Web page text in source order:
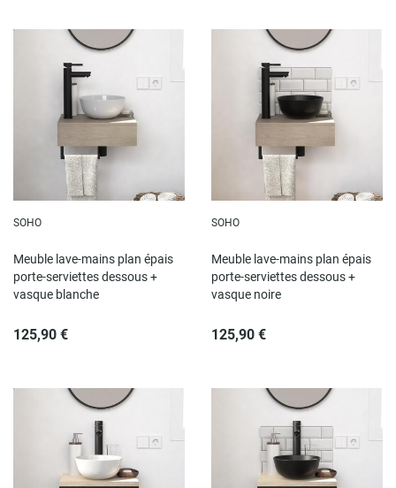
SOHO
Meuble lave-mains plan épais
porte-serviettes dessous +
vasque blanche
125,90 €
SOHO
Meuble lave-mains plan épais
porte-serviettes dessous +
vasque noire
125,90 €